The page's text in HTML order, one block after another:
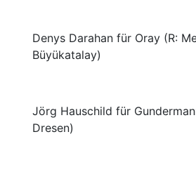
Denys Darahan für Oray (R:
Büyükatalay)
Jörg Hauschild für
Dresen)